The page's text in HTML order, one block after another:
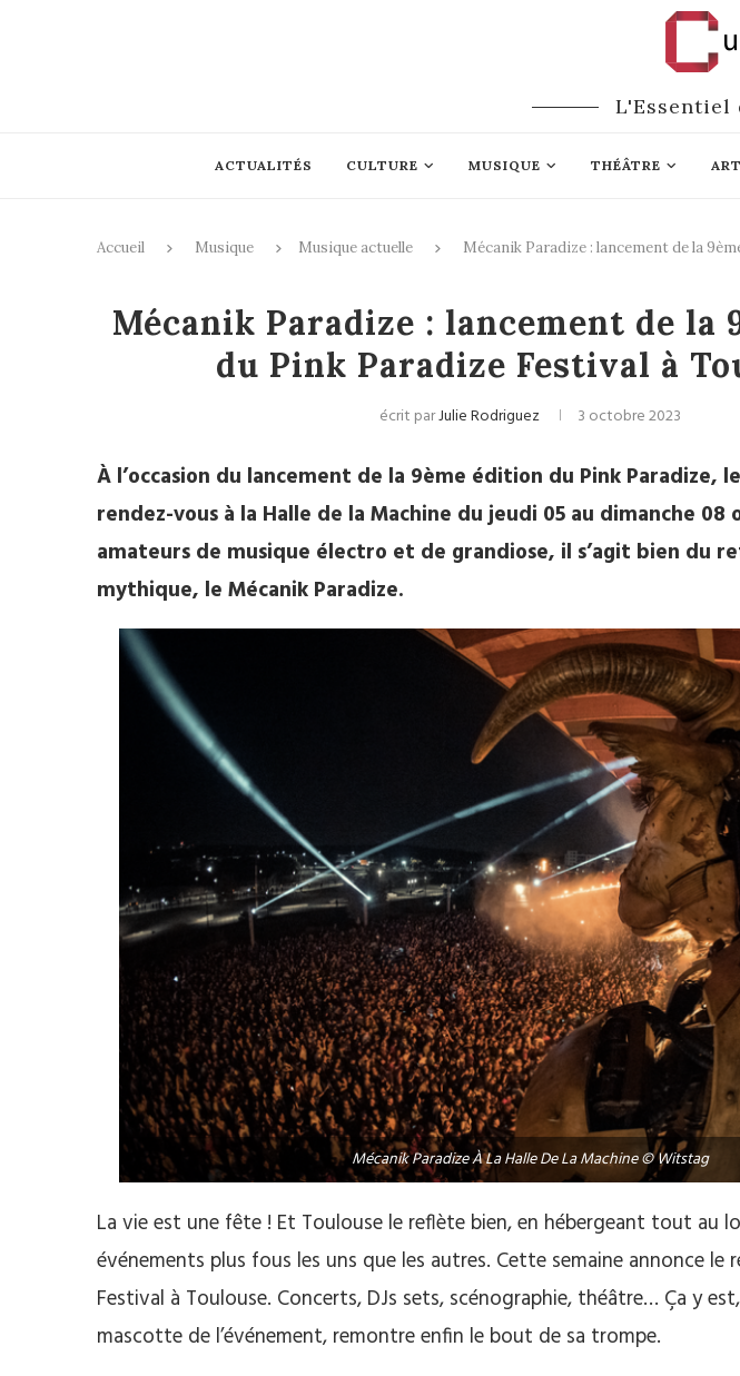
L'Essentiel
ACTUALITÉS CULTURE MUSIQUE THÉÂTRE
Accueil Musique Musique actuelle Mécanik Paradize : lancement de la
Mécanik Paradize : lancement de la
du Pink Paradize Festival à
écrit parJulie Rodriguez 3 octobre 2023
À l’occasion du lancement de la 9ème édition du Pink Paradize,
rendez-vous à la Halle de la Machine du jeudi 05 au dimanche 08
amateurs de musique électro et de grandiose, il s’agit bien du
mythique, le Mécanik Paradize.
Mécanik Paradize À La Halle De La Machine © Witstag
La vie est une fête ! Et Toulouse le reflète bien, en hébergeant tout au
événements plus fous les uns que les autres. Cette semaine annonce le
Festival à Toulouse. Concerts, DJs sets, scénographie, théâtre… Ça y
mascotte de l’événement, remontre enfin le bout de sa trompe.